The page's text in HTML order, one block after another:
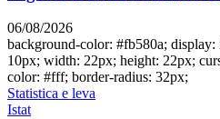
06/08/2026
background-color: #fb580a;
10px; width: 22px; height: 22px;
color: #fff; border-radius: 32px;
Statistica e leva
Istat